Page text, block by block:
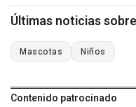
Últimas noticias
Mascotas Niños
Contenido patrocinado